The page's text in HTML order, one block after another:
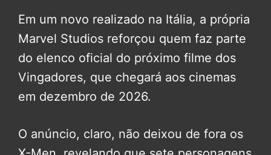
Em um novo realizado na Itália, a própria
Marvel Studios reforçou quem faz parte
do elenco oficial do próximo filme dos
Vingadores, que chegará aos cinemas
em dezembro de 2026.
O anúncio, claro, não deixou de fora os